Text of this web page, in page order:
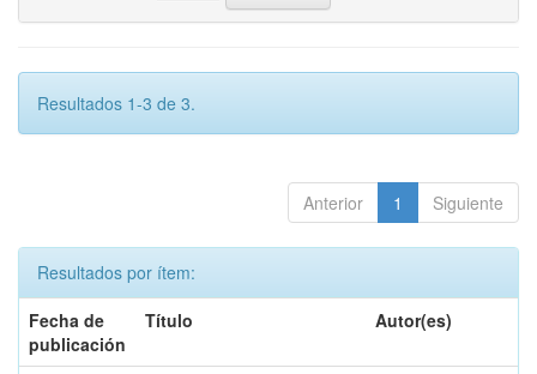
Resultados 1-3 de 3.
Anterior 1 Siguiente
Resultados por ítem:
Fecha de
publicación
Título Autor(es)